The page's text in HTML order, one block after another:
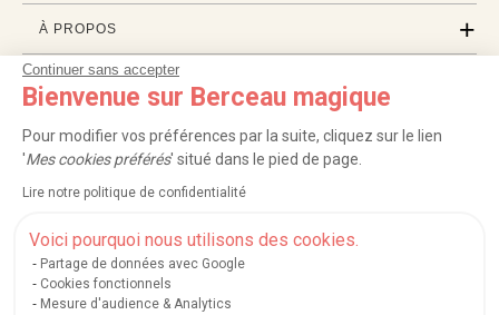
Continuer sans accepter
Bienvenue sur Berceau magique
Pour modifier vos préférences par la suite, cliquez sur le lien
'Mes cookies préférés' situé dans le pied de page.
Lire notre politique de confidentialité
Voici pourquoi nous utilisons des cookies.
Partage de données avec Google
Cookies fonctionnels
Mesure d'audience & Analytics
À PROPOS
PROFESSIONNELS
LISTES CADEAUX
Service après-vente| FAQ |Rappels de produits|Protection des données
Mentions légales et crédits Conditions générales de ventes
Nos moyens de paiement sécurisés